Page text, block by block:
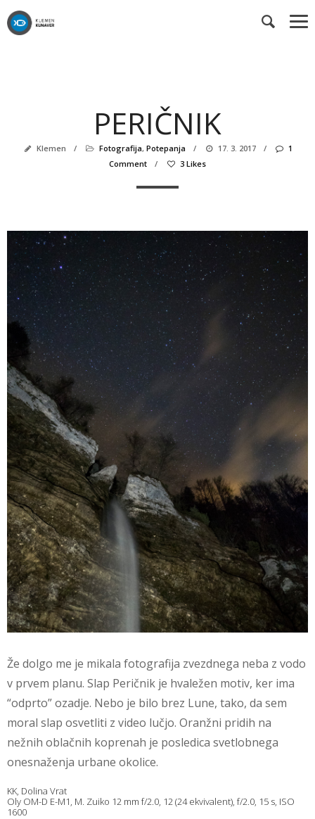
PERIČNIK
Klemen / Fotografija, Potepanja / 17. 3. 2017 /
1
Comment
/ 3 Likes
Že dolgo me je mikala fotografija zvezdnega neba z vodo
v prvem planu. Slap Peričnik je hvaležen motiv, ker ima
“odprto” ozadje. Nebo je bilo brez Lune, tako, da sem
moral slap osvetliti z video lučjo. Oranžni pridih na
nežnih oblačnih koprenah je posledica svetlobnega
onesnaženja urbane okolice.
KK, Dolina Vrat
Oly OM-D E-M1, M. Zuiko 12 mm f/2.0, 12 (24 ekvivalent), f/2.0, 15 s, ISO
1600